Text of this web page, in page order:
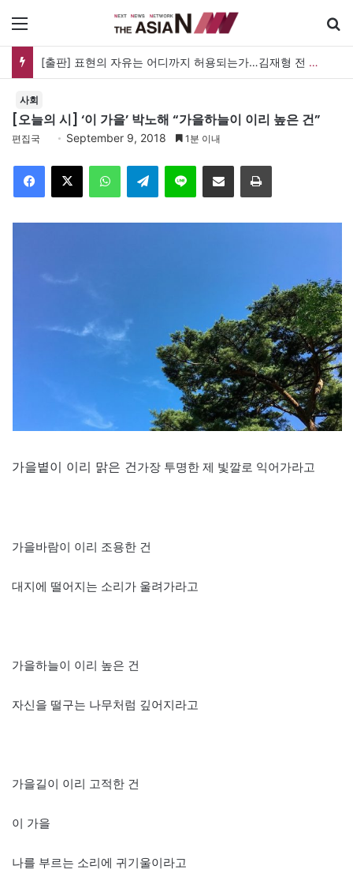
[출판] 표현의 자유는 어디까지 허용되는가…김재형 전 대법관 ‘언론과 인격권’
사회
[오늘의 시] ‘이 가을’ 박노해 “가을하늘이 이리 높은 건”
편집국 September 9, 2018 1분 이내
Telegram 이메일
가을볕이 이리 맑은 건가장 투명한 제 빛깔로 익어가라고
가을바람이 이리 조용한 건
대지에 떨어지는 소리가 울려가라고
가을하늘이 이리 높은 건
자신을 떨구는 나무처럼 깊어지라고
가을길이 이리 고적한 건
이 가을
나를 부르는 소리에 귀기울이라고